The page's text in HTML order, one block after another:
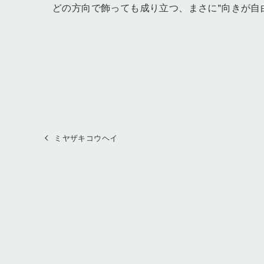
どの方向で飾っても成り立つ、まさに"向きが
ミヤザキコウヘイ